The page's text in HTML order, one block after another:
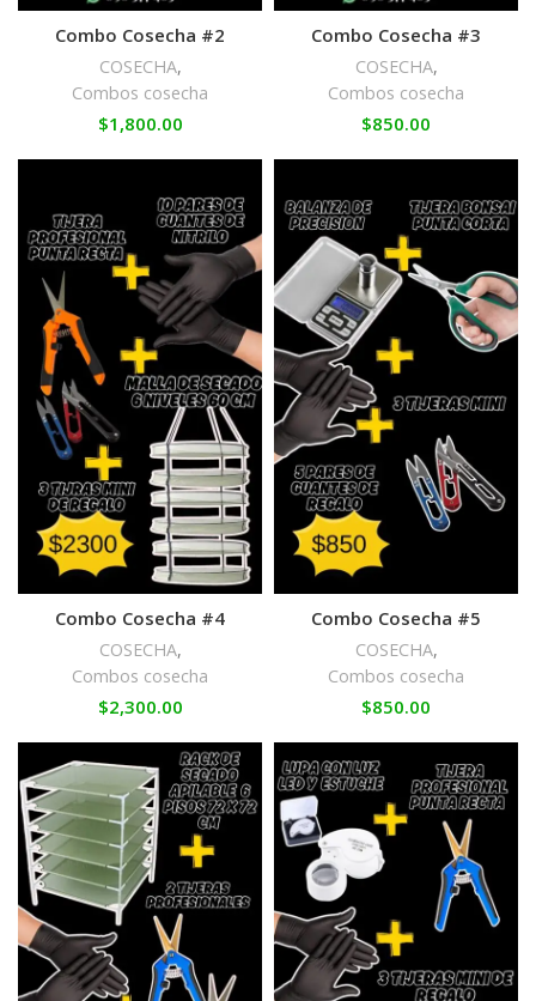
Combo Cosecha #2
COSECHA,
Combos cosecha
$1,800.00
Combo Cosecha #3
COSECHA,
Combos cosecha
$850.00
Combo Cosecha #4
COSECHA,
Combos cosecha
$2,300.00
Combo Cosecha #5
COSECHA,
Combos cosecha
$850.00